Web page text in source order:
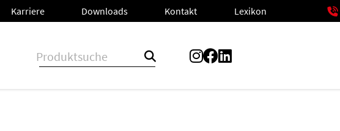
Karriere
Karriere Downloads
Downloads Kontakt
Kontakt Lexikon
Lexikon